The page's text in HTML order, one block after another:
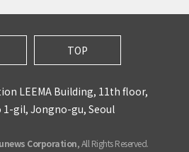
TOP
LEEMA Building, 11th floor,
1-gil, Jongno-gu, Seoul
Corporation, All Rights Reserved.